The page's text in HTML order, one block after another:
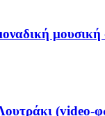
(video-